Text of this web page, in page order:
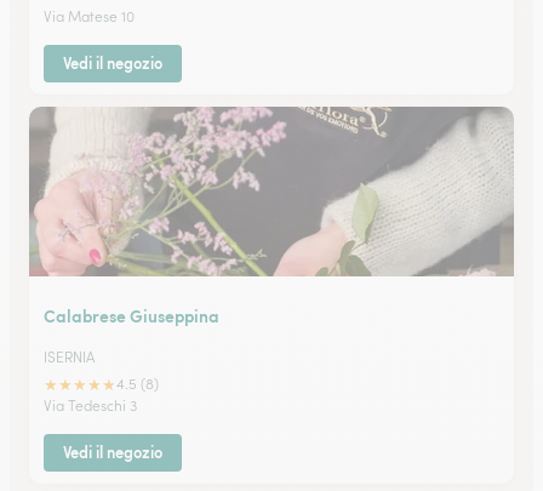
Via Matese 10
Vedi il negozio
Calabrese Giuseppina
ISERNIA
★★★★★4.5 (8)
Via Tedeschi 3
Vedi il negozio